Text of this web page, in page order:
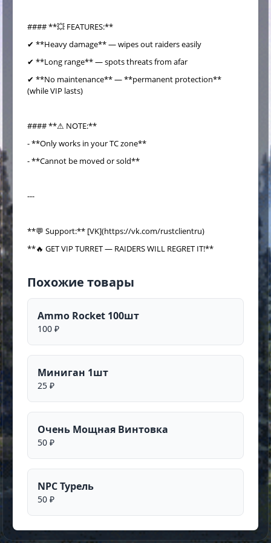
#### **💥 FEATURES:**
✔ **Heavy damage** — wipes out raiders easily
✔ **Long range** — spots threats from afar
✔ **No maintenance** — **permanent protection**
(while VIP lasts)
#### **⚠ NOTE:**
- **Only works in your TC zone**
- **Cannot be moved or sold**
---
**💬 Support:** [VK](https://vk.com/rustclientru)
**🔥 GET VIP TURRET — RAIDERS WILL REGRET IT!**
Похожие товары
Ammo Rocket 100шт
100 ₽
Миниган 1шт
25 ₽
Очень Мощная Винтовка
50 ₽
NPC Турель
50 ₽